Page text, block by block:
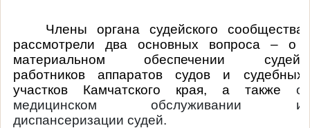
Члены органа судейского сообщества
рассмотрели два основных вопроса –о
материальном обеспечении судей,
работников аппаратов судов и судебных
участков Камчатского края, а также о
медицинском обслуживании и
диспансеризации судей.